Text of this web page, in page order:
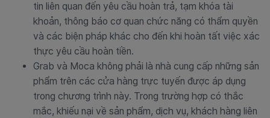
tin liên quan đến yêu cầu hoàn trả, tạm khóa tài
khoản, thông báo cơ quan chức năng có thẩm quyền
và các biện pháp khác cho đến khi hoàn tất việc xác
thực yêu cầu hoàn tiền.
Grab và Moca không phải là nhà cung cấp những sản
phẩm trên các cửa hàng trực tuyến được áp dụng
trong chương trình này. Trong trường hợp có thắc
mắc, khiếu nại về sản phẩm, dịch vụ, khách hàng liên